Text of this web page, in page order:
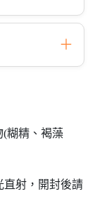
＋
(糊精、褐藻
直射，開封後請